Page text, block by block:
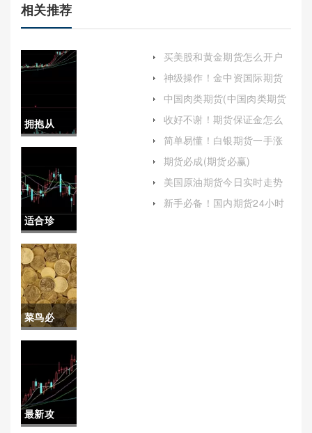
相关推荐
拥抱从
容！环球
金融国际
期货直播
喊单(以期
为投资者
提供全面
的参考)
适合珍
藏！上海
期货交易
所网站
（提升交
服务质
量）
菜鸟必
囤！斗牛
外盘期货
白银喊单
直播(为投
最新攻
买美股和黄金期货怎么开户
(美股期货与黄金的关系)
神级操作！金中资国际期货
直播室喊单(专业指导与实时
互动的完美结合)
中国肉类期货(中国肉类期货
收好不谢！期货保证金怎么
计算（帮助读者更好地理解
和应用这一概念）
简单易懂！白银期货一手涨
一个点多少（根据自身风险
承受能力合理使用杠杆）
期货必成(期货必赢)
美国原油期货今日实时走势
图(美国原油期货今日实时走
势图表)
新手必备！国内期货24小时